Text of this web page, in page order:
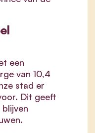
een
van 10,4
stad er
Dit geeft